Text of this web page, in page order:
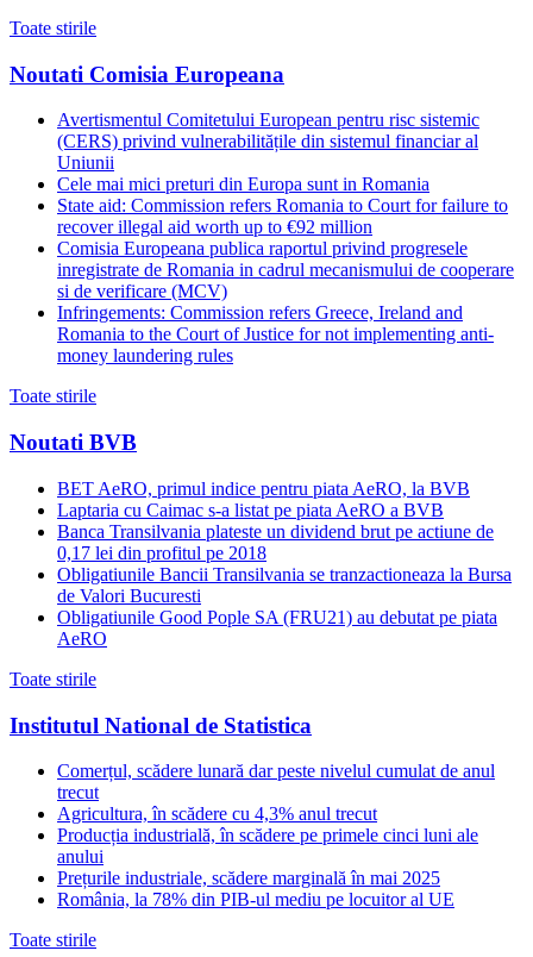
Toate stirile
Noutati Comisia Europeana
Avertismentul Comitetului European pentru risc sistemic
(CERS) privind vulnerabilitățile din sistemul financiar al
Uniunii
Cele mai mici preturi din Europa sunt in Romania
State aid: Commission refers Romania to Court for failure to
recover illegal aid worth up to €92 million
Comisia Europeana publica raportul privind progresele
inregistrate de Romania in cadrul mecanismului de cooperare
si de verificare (MCV)
Infringements: Commission refers Greece, Ireland and
Romania to the Court of Justice for not implementing anti-
money laundering rules
Toate stirile
Noutati BVB
BET AeRO, primul indice pentru piata AeRO, la BVB
Laptaria cu Caimac s-a listat pe piata AeRO a BVB
Banca Transilvania plateste un dividend brut pe actiune de
0,17 lei din profitul pe 2018
Obligatiunile Bancii Transilvania se tranzactioneaza la Bursa
de Valori Bucuresti
Obligatiunile Good Pople SA (FRU21) au debutat pe piata
AeRO
Toate stirile
Institutul National de Statistica
Comerțul, scădere lunară dar peste nivelul cumulat de anul
trecut
Agricultura, în scădere cu 4,3% anul trecut
Producția industrială, în scădere pe primele cinci luni ale
anului
Prețurile industriale, scădere marginală în mai 2025
România, la 78% din PIB-ul mediu pe locuitor al UE
Toate stirile